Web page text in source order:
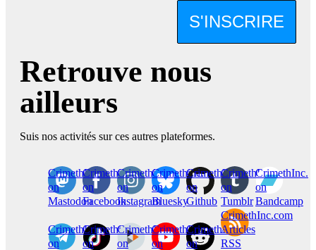
S'INSCRIRE
Retrouve nous
ailleurs
Suis nos activités sur ces autres plateformes.
CrimethInc.
on
Mastodon
Crimethinc.
on
Facebook
Crimethinc.
on
Instagram
Crimethinc.
on
Bluesky
CrimethInc.
on
Github
CrimethInc.
on
Tumblr
CrimethInc.
on
Bandcamp
CrimethInc.
on
Crimethinc.
on
CrimethInc.
on
CrimethInc.
on
CrimethInc.
on
CrimethInc.com
Articles
RSS